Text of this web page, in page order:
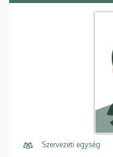
Szervezeti egység